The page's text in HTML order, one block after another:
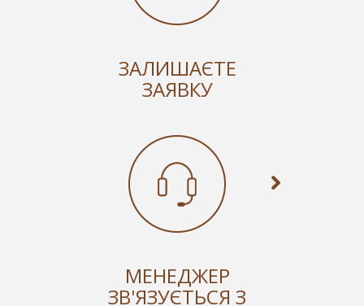
ЗАЛИШАЄТЕ
ЗАЯВКУ
МЕНЕДЖЕР
ЗВ'ЯЗУЄТЬСЯ З